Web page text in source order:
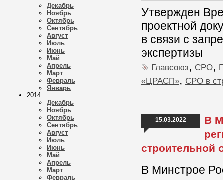
Декабрь
Ноябрь
Октябрь
Сентябрь
Август
Июль
Июнь
Май
Апрель
Март
Февраль
Январь
2014
Декабрь
Ноябрь
Октябрь
Сентябрь
Август
Июль
Июнь
Май
Апрель
Март
Февраль
Утвержден
проектной
в связи с
экспертизы
Главсоюз, СРО,
«ЦРАСП», СРО в
15.03.2022
В
строительной
В Минстрое